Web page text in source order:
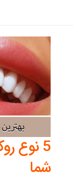
5 نوع
شما